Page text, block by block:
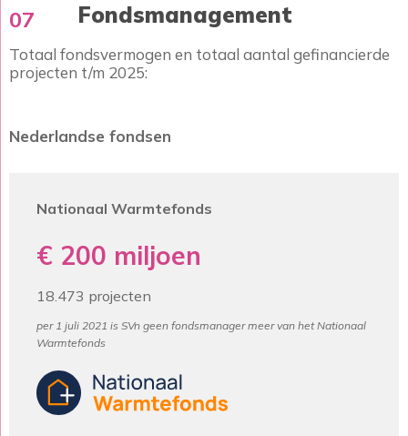
07 Fondsmanagement
Totaal fondsvermogen en totaal aantal gefinancierde
projecten t/m 2025:
Nederlandse fondsen
Nationaal Warmtefonds
€ 200 miljoen
18.473 projecten
per 1 juli 2021 is SVn geen fondsmanager meer van het Nationaal
Warmtefonds